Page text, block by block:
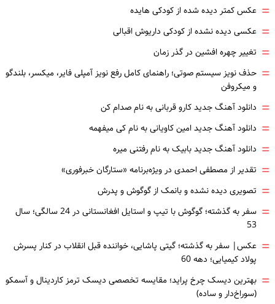
= عکس کمتر دیده شده از کودکی هایده
= عکسی دیده نشده از کودکی داریوش اقبالی
= تغییر چهره افشین در گذر زمان
= حذف نویز سیستم صوتی؛ راهنمای کامل رفع نویز آمپلی فایر، میکسر، بلندگو
و میکروفن
= دانلود آهنگ جدید کارو قربانی به نام صدام کن
= دانلود آهنگ جدید امین کاویانی به نام کی میفهمه
= دانلود آهنگ جدید بابیک به نام رفتنی میره
= تقدیر از مصطفی احمدی در ویژه‌برنامه «ستارگان خبرفوری»
= تصویری دیده نشده و بانمک از گوگوش و پدرش
=
سفر به گذشته؛ گوگوش با تیپ و استایل افغانستانی در 24 سالگی؛ سال
53
= عکس| سفر به گذشته؛ گیتی پاشایی، خواننده قبل انقلاب در کنار پسرش
پولاد کیمیایی؛ دهه 60
= بهترین دیسک چرخ پراید؛ مقایسه تخصصی دیسک ترمز کاردینال و آسمکو
(سوراخ‌دار و ساده)